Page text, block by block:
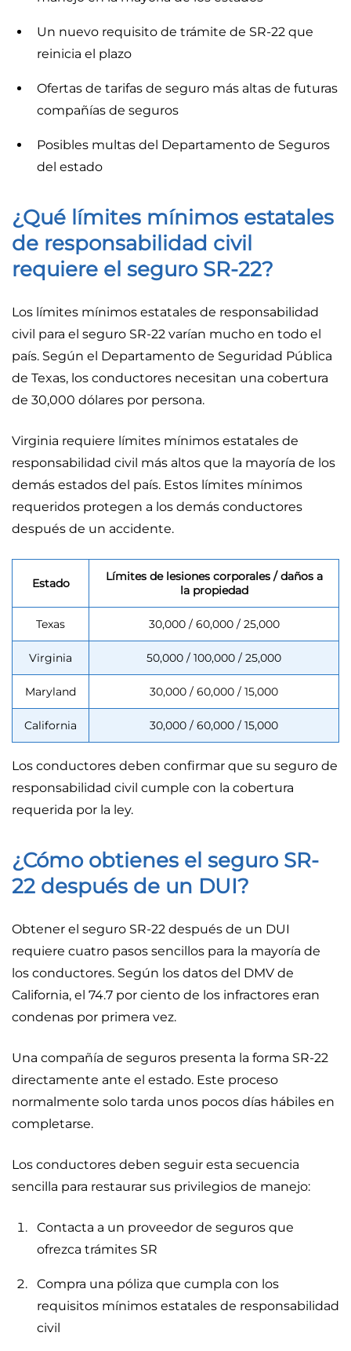
Un nuevo requisito de trámite de SR-22 que
reinicia el plazo
Ofertas de tarifas de seguro más altas de futuras
compañías de seguros
Posibles multas del Departamento de Seguros
del estado
¿Qué límites mínimos estatales
de responsabilidad civil
requiere el seguro SR-22?
Los límites mínimos estatales de responsabilidad
civil para el seguro SR-22 varían mucho en todo el
país. Según el Departamento de Seguridad Pública
de Texas, los conductores necesitan una cobertura
de 30,000 dólares por persona.
Virginia requiere límites mínimos estatales de
responsabilidad civil más altos que la mayoría de los
demás estados del país. Estos límites mínimos
requeridos protegen a los demás conductores
después de un accidente.
Estado
Límites de lesiones corporales / daños a
la propiedad
Texas 30,000 / 60,000 / 25,000
Virginia 50,000 / 100,000 / 25,000
Maryland 30,000 / 60,000 / 15,000
California 30,000 / 60,000 / 15,000
Los conductores deben confirmar que su seguro de
responsabilidad civil cumple con la cobertura
requerida por la ley.
¿Cómo obtienes el seguro SR-
22 después de un DUI?
Obtener el seguro SR-22 después de un DUI
requiere cuatro pasos sencillos para la mayoría de
los conductores. Según los datos del DMV de
California, el 74.7 por ciento de los infractores eran
condenas por primera vez.
Una compañía de seguros presenta la forma SR-22
directamente ante el estado. Este proceso
normalmente solo tarda unos pocos días hábiles en
completarse.
Los conductores deben seguir esta secuencia
sencilla para restaurar sus privilegios de manejo:
Contacta a un proveedor de seguros que
ofrezca trámites SR
Compra una póliza que cumpla con los
requisitos mínimos estatales de responsabilidad
civil